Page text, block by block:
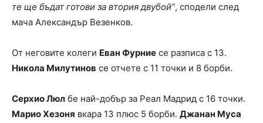
те ще бъдат готови за втория двубой”, сподели след
мача Александър Везенков.
От неговите колеги Еван Фурние се разписа с 13.
Никола Милутинов се отчете с 11 точки и 8 борби.
Серхио Люл бе най-добър за Реал Мадрид с 16 точки.
Марио Хезоня вкара 13 плюс 5 борби. Джанан Муса